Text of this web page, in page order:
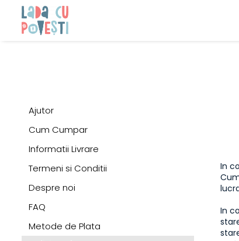
In
In
Ajutor
Cum Cumpar
Informatii Livrare
Termeni si Conditii
Despre noi
FAQ
Metode de Plata